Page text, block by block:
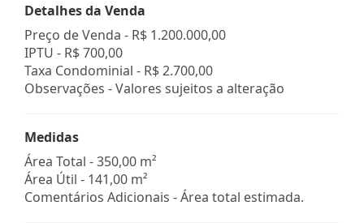
Detalhes da Venda
Preço de Venda - R$ 1.200.000,00
IPTU - R$ 700,00
Taxa Condominial - R$ 2.700,00
Observações - Valores sujeitos a alteração
Medidas
Área Total - 350,00 m²
Área Útil - 141,00 m²
Comentários Adicionais - Área total estimada.